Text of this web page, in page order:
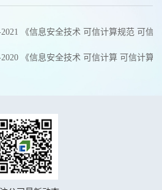
2021 《信息安全技术 可信计算规范 可信
2020 《信息安全技术 可信计算 可信计算